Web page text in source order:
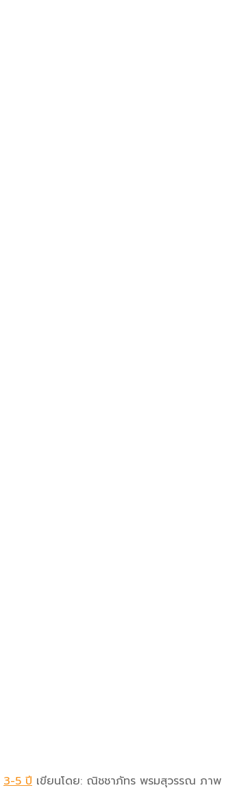
3-5 ปี เขียนโดย: ณิชชาภัทร พรมสุวรรณ ภาพ